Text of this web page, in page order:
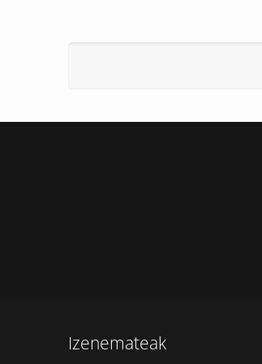
Izenemateak